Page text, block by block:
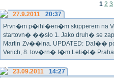
1 2 3
27.9.2011
20:37
Prvn�m p�ihl�en�m skipperem na
startovn� ��slo 1. Jako druh� se
Martin Zv��ina. UPDATED: Dal��
Verich, 8. tov�rn� t�m Leti�t� Praha
23.09.2011
14:27